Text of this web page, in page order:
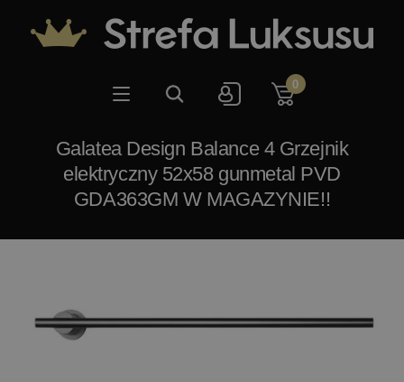
0
Galatea Design Balance 4 Grzejnik
elektryczny 52x58 gunmetal PVD
GDA363GM W MAGAZYNIE!!